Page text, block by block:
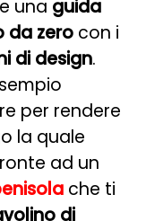
una guida
da zero con i
di design.
per rendere
la quale
ad un
che ti
di